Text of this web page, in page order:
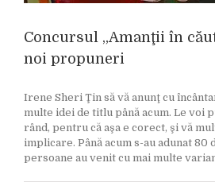
Concursul „Amanţii în
noi propuneri
Irene Sheri Ţin să vă anunţ cu
multe idei de titlu până acum. Le voi
rând, pentru că aşa e corect, şi vă
implicare. Până acum s-au adunat
persoane au venit cu mai multe